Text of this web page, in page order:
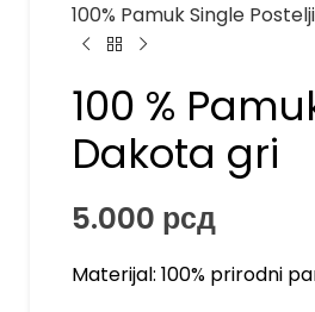
100% Pamuk Single
100 %
Dakota gri
5.000 рсд
Materijal: 100% prirodni